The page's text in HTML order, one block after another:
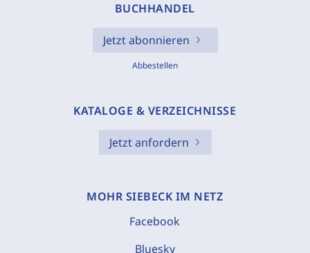
BUCHHANDEL
Jetzt abonnieren
Abbestellen
KATALOGE & VERZEICHNISSE
Jetzt anfordern
MOHR SIEBECK IM NETZ
Facebook
Bluesky